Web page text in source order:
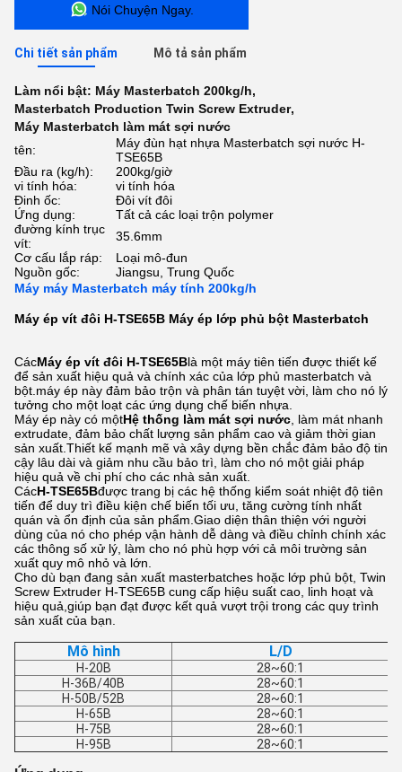
Nói Chuyện Ngay.
Chi tiết sản phẩm Mô tả sản phẩm
Làm nổi bật: Máy Masterbatch 200kg/h,
Masterbatch Production Twin Screw Extruder,
Máy Masterbatch làm mát sợi nước
tên:
Máy đùn hạt nhựa Masterbatch sợi nước H-
TSE65B
Đầu ra (kg/h):
200kg/giờ
vi tính hóa:
vi tính hóa
Đinh ốc:
Đôi vít đôi
Ứng dụng:
Tất cả các loại trộn polymer
đường kính trục
vít:
35.6mm
Cơ cấu lắp ráp:
Loại mô-đun
Nguồn gốc:
Jiangsu, Trung Quốc
Máy máy Masterbatch máy tính 200kg/h
Máy ép vít đôi H-TSE65B Máy ép lớp phủ bột Masterbatch
CácMáy ép vít đôi H-TSE65Blà một máy tiên tiến được thiết kế
để sản xuất hiệu quả và chính xác của lớp phủ masterbatch và
bột.máy ép này đảm bảo trộn và phân tán tuyệt vời, làm cho nó lý
tưởng cho một loạt các ứng dụng chế biến nhựa.
Máy ép này có mộtHệ thống làm mát sợi nước , làm mát nhanh
extrudate, đảm bảo chất lượng sản phẩm cao và giảm thời gian
sản xuất.Thiết kế mạnh mẽ và xây dựng bền chắc đảm bảo độ tin
cậy lâu dài và giảm nhu cầu bảo trì, làm cho nó một giải pháp
hiệu quả về chi phí cho các nhà sản xuất.
CácH-TSE65Bđược trang bị các hệ thống kiểm soát nhiệt độ tiên
tiến để duy trì điều kiện chế biến tối ưu, tăng cường tính nhất
quán và ổn định của sản phẩm.Giao diện thân thiện với người
dùng của nó cho phép vận hành dễ dàng và điều chỉnh chính xác
các thông số xử lý, làm cho nó phù hợp với cả môi trường sản
xuất quy mô nhỏ và lớn.
Cho dù bạn đang sản xuất masterbatches hoặc lớp phủ bột, Twin
Screw Extruder H-TSE65B cung cấp hiệu suất cao, linh hoạt và
hiệu quả,giúp bạn đạt được kết quả vượt trội trong các quy trình
sản xuất của bạn.
Mô hình L/D
H-20B
28~60:1
H-36B/40B
28~60:1
H-50B/52B
28~60:1
H-65B
28~60:1
H-75B
28~60:1
H-95B
28~60:1